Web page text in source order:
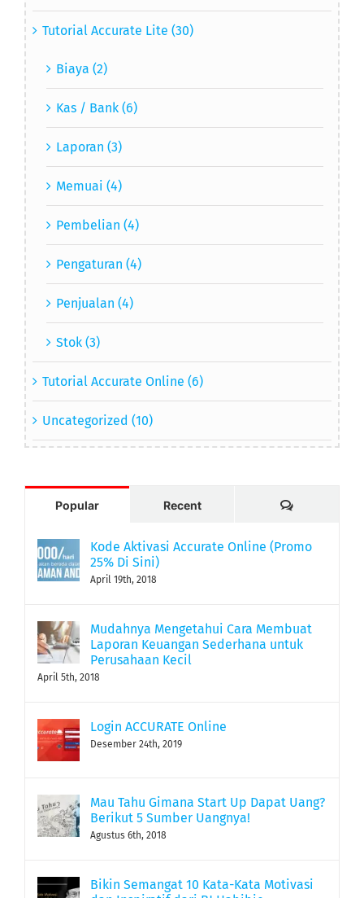
Tutorial Accurate Lite (30)
Biaya (2)
Kas / Bank (6)
Laporan (3)
Memuai (4)
Pembelian (4)
Pengaturan (4)
Penjualan (4)
Stok (3)
Tutorial Accurate Online (6)
Uncategorized (10)
Popular Recent Comments
Kode Aktivasi Accurate Online (Promo
25% Di Sini)
April 19th, 2018
Mudahnya Mengetahui Cara Membuat
Laporan Keuangan Sederhana untuk
Perusahaan Kecil
April 5th, 2018
Login ACCURATE Online
Desember 24th, 2019
Mau Tahu Gimana Start Up Dapat Uang?
Berikut 5 Sumber Uangnya!
Agustus 6th, 2018
Bikin Semangat 10 Kata-Kata Motivasi